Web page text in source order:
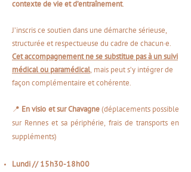
contexte de vie et d’entraînement.
J’inscris ce soutien dans une démarche sérieuse,
structurée et respectueuse du cadre de chacun·e.
Cet accompagnement ne se substitue pas à un suivi
médical ou paramédical, mais peut s’y intégrer de
façon complémentaire et cohérente.​​​​​​
📍 En visio et sur Chavagne(déplacements possible
sur Rennes et sa périphérie, frais de transports en
suppléments)
Lundi // 15h30-18h00